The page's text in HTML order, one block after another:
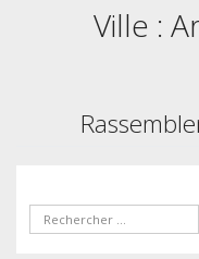
Ville :